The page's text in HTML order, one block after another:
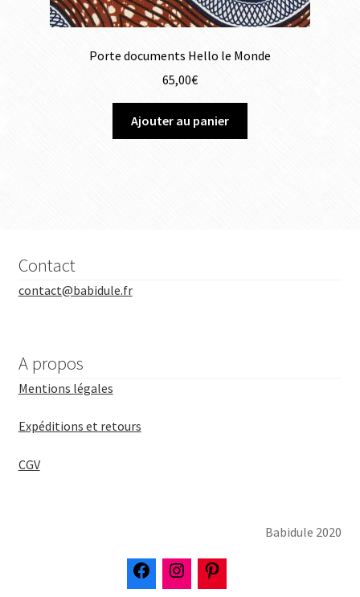
Porte documents Hello le Monde
65,00€
Ajouter au panier
Contact
contact@babidule.fr
A propos
Mentions légales
Expéditions et retours
CGV
Babidule 2020